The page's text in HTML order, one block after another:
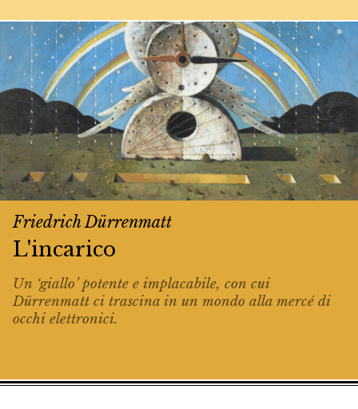
Friedrich Dürrenmatt
L'incarico
Un ‘giallo’ potente e implacabile, con cui
Dürrenmatt ci trascina in un mondo alla mercé di
occhi elettronici.